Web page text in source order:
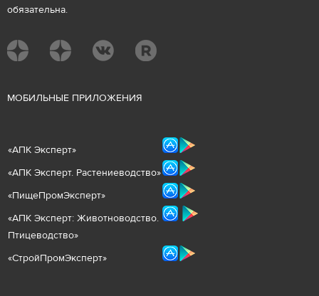
обязательна.
МОБИЛЬНЫЕ ПРИЛОЖЕНИЯ
«АПК Эксперт»
«АПК Эксперт. Растениеводство»
«ПищеПромЭксперт»
«АПК Эксперт: Животноводство.
Птицеводство»
«СтройПромЭксперт»